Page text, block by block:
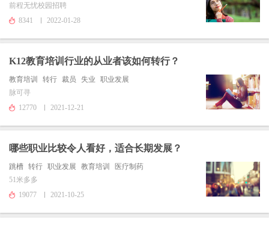
前程无忧校园招聘
8341
2022-01-28
K12教育培训行业的从业者该如何转行？
教育培训 转行 裁员 失业
职业发展
脉可寻
12770
2021-12-21
哪些职业比较令人看好，适合长期发展？
跳槽 转行 职业发展 教育培训
医疗制药
51米多多
19077
2021-10-25